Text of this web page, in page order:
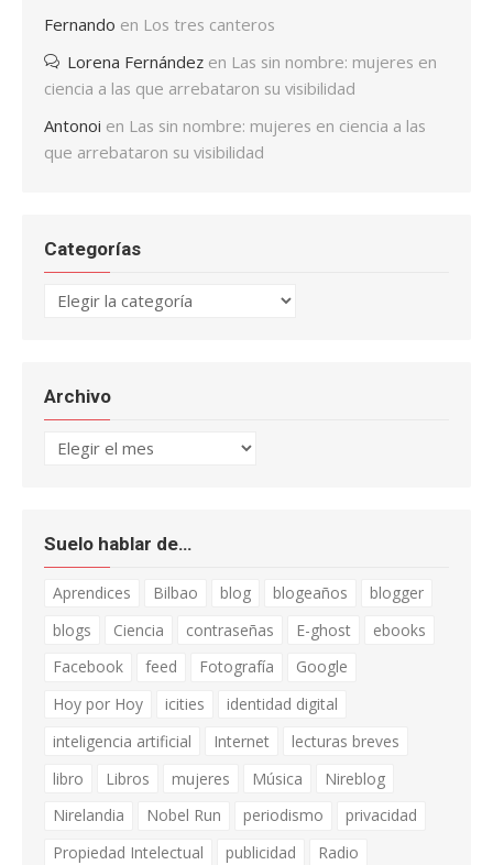
Fernando en Los tres canteros
Lorena Fernández en Las sin nombre: mujeres en
ciencia a las que arrebataron su visibilidad
Antonoi en Las sin nombre: mujeres en ciencia a las
que arrebataron su visibilidad
Categorías
Categorías
Archivo
Archivo
Suelo hablar de…
Aprendices Bilbao blog blogeaños
blogger
blogs
Ciencia contraseñas E-ghost
ebooks
Facebook
feed Fotografía
Google
Hoy por Hoy
icities
identidad digital
inteligencia artificial
Internet
lecturas breves
libro
Libros mujeres Música
Nireblog
Nirelandia
Nobel Run periodismo
privacidad
Propiedad Intelectual
publicidad
Radio